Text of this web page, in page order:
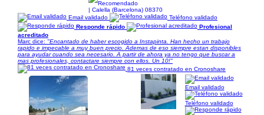
| Calella (Barcelona) 08370
Email validado
Teléfono validado
Responde rápido
Profesional
acreditado
Marc dice: "Encantado de haber escogido a Instapinta. Han hecho un trabajo
rapido e impecable a muy buen precio. Ademas de eso siempre estan disponibles
para ayudar cuando sea necesario. A partir de ahora ya no tengo que buscar a
mas profesionales, contactare siempre con ellos. Un 10!"
81 veces contratado en Cronoshare
Email validado
Teléfono validado